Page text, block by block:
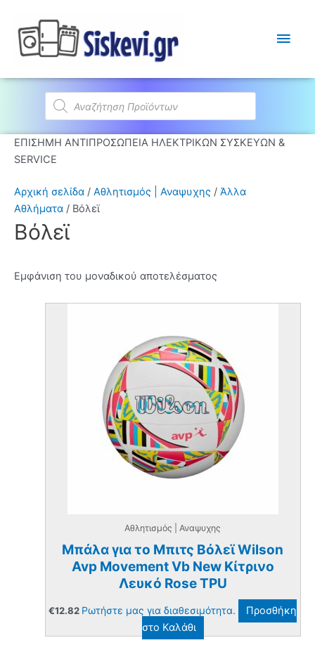
Products
search
Αρχική σελίδα / Αθλητισμός | Αναψυχης / Άλλα
Αθλήματα / Βόλεϊ
Βόλεϊ
Εμφάνιση του μοναδικού αποτελέσματος
Αθλητισμός | Αναψυχης
Μπάλα για το Μπιτς Βόλεϊ Wilson
Avp Movement Vb New Κίτρινο
Λευκό Rose TPU
€12.82 Ρωτήστε μας για διαθεσιμότητα.
Προσθήκη
στο Καλάθι
ΕΠΙΣΗΜΗ ΑΝΤΙΠΡΟΣΩΠΕΙΑ ΗΛΕΚΤΡΙΚΩΝ ΣΥΣΚΕΥΩΝ &
SERVICE